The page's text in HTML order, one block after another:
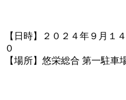
【日時】２０２４年９月１
０
【場所】悠栄総合 第一駐車